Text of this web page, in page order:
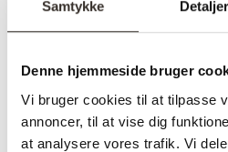
Samtykke Detaljer
Denne hjemmeside bruger
Vi bruger cookies til at tilpasse
annoncer, til at vise dig
at analysere vores trafik. Vi
Model:
–
I udstilling:
Materiale:
Farve: